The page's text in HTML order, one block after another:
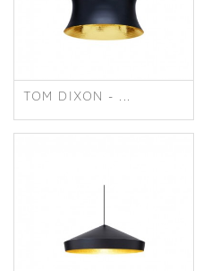
TOM DIXON - ...